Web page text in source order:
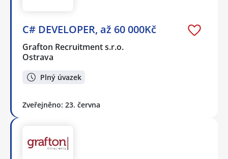
C# DEVELOPER, až 60 000Kč
Grafton Recruitment s.r.o.
Ostrava
Plný úvazek
Zveřejněno: 23. června